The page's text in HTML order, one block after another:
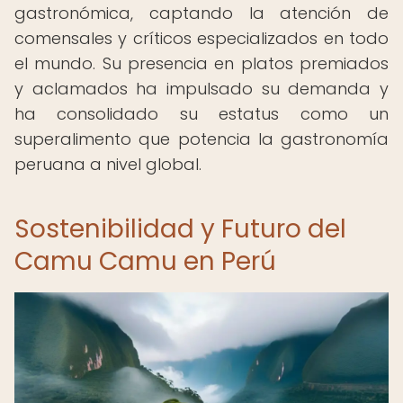
gastronómica, captando la atención de
comensales y críticos especializados en todo
el mundo. Su presencia en platos premiados
y aclamados ha impulsado su demanda y
ha consolidado su estatus como un
superalimento que potencia la gastronomía
peruana a nivel global.
Sostenibilidad y Futuro del
Camu Camu en Perú